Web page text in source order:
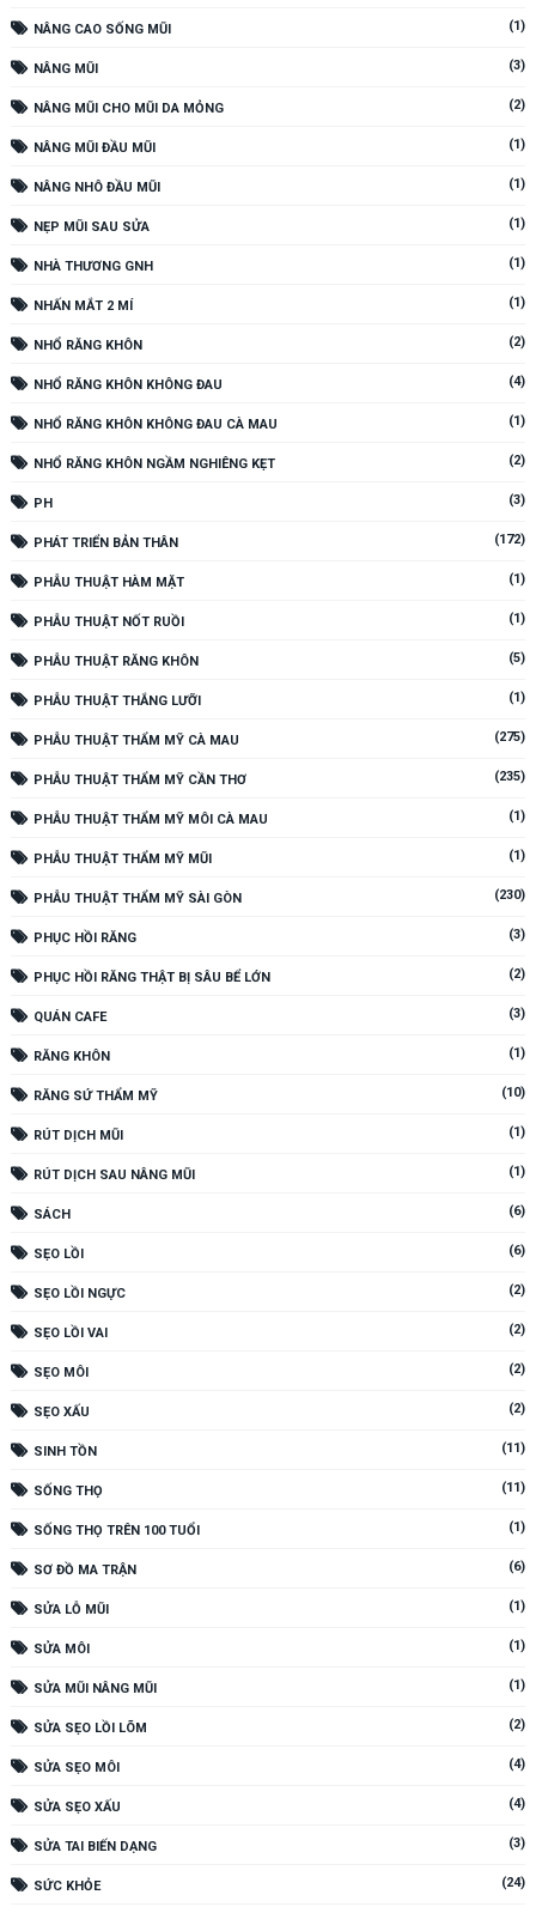
NÂNG CAO SỐNG MŨI (1)
NÂNG MŨI (3)
NÂNG MŨI CHO MŨI DA MỎNG (2)
NÂNG MŨI ĐẦU MŨI (1)
NÂNG NHÔ ĐẦU MŨI (1)
NẸP MŨI SAU SỬA (1)
NHÀ THƯƠNG GNH (1)
NHẤN MẮT 2 MÍ (1)
NHỔ RĂNG KHÔN (2)
NHỔ RĂNG KHÔN KHÔNG ĐAU (4)
NHỔ RĂNG KHÔN KHÔNG ĐAU CÀ MAU (1)
NHỔ RĂNG KHÔN NGẦM NGHIÊNG KẸT (2)
PH (3)
PHÁT TRIỂN BẢN THÂN (172)
PHẪU THUẬT HÀM MẶT (1)
PHẪU THUẬT NỐT RUỒI (1)
PHẪU THUẬT RĂNG KHÔN (5)
PHẪU THUẬT THẮNG LƯỠI (1)
PHẪU THUẬT THẨM MỸ CÀ MAU (275)
PHẪU THUẬT THẨM MỸ CẦN THƠ (235)
PHẪU THUẬT THẨM MỸ MÔI CÀ MAU (1)
PHẪU THUẬT THẨM MỸ MŨI (1)
PHẪU THUẬT THẨM MỸ SÀI GÒN (230)
PHỤC HỒI RĂNG (3)
PHỤC HỒI RĂNG THẬT BỊ SÂU BỂ LỚN (2)
QUÁN CAFE (3)
RĂNG KHÔN (1)
RĂNG SỨ THẨM MỸ (10)
RÚT DỊCH MŨI (1)
RÚT DỊCH SAU NÂNG MŨI (1)
SÁCH (6)
SẸO LỒI (6)
SẸO LỒI NGỰC (2)
SẸO LỒI VAI (2)
SẸO MÔI (2)
SẸO XẤU (2)
SINH TỒN (11)
SỐNG THỌ (11)
SỐNG THỌ TRÊN 100 TUỔI (1)
SƠ ĐỒ MA TRẬN (6)
SỬA LỖ MŨI (1)
SỬA MÔI (1)
SỬA MŨI NÂNG MŨI (1)
SỬA SẸO LỒI LÕM (2)
SỬA SẸO MÔI (4)
SỬA SẸO XẤU (4)
SỬA TAI BIẾN DẠNG (3)
SỨC KHỎE (24)